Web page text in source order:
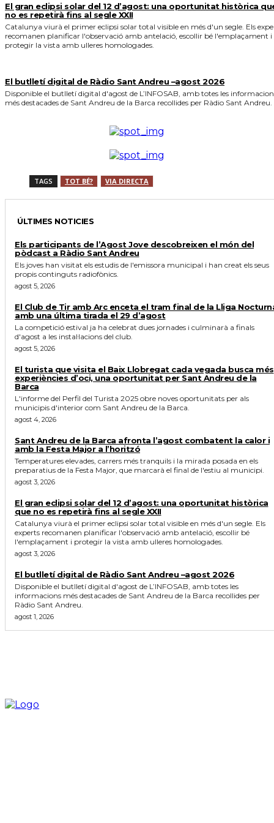
El gran eclipsi solar del 12 d’agost: una oportunitat històrica
no es repetirà fins al segle XXII
Catalunya viurà el primer eclipsi solar total visible en més d'un segle. Els
recomanen planificar l'observació amb antelació, escollir bé l'emplaçament i
protegir la vista amb ulleres homologades.
El butlletí digital de Ràdio Sant Andreu –agost 2026
Disponible el butlletí digital d'agost de L’INFOSAB, amb totes les
més destacades de Sant Andreu de la Barca recollides per Ràdio Sant Andreu.
TAGS TOT BÉ? VIA DIRECTA
ÚLTIMES NOTICIES
Els participants de l’Agost Jove descobreixen el món del
pòdcast a Ràdio Sant Andreu
Els joves han visitat els estudis de l'emissora municipal i han creat els seus
propis continguts radiofònics.
agost 5, 2026
El Club de Tir amb Arc enceta el tram final de la Lliga
amb una última tirada el 29 d’agost
La competició estival ja ha celebrat dues jornades i culminarà a finals
d'agost a les instal·lacions del club.
agost 5, 2026
El turista que visita el Baix Llobregat cada vegada busca més
experiències d’oci, una oportunitat per Sant Andreu de la
Barca
L'informe del Perfil del Turista 2025 obre noves oportunitats per als
municipis d'interior com Sant Andreu de la Barca.
agost 4, 2026
Sant Andreu de la Barca afronta l’agost combatent la calor i
amb la Festa Major a l’horitzó
Temperatures elevades, carrers més tranquils i la mirada posada en els
preparatius de la Festa Major, que marcarà el final de l'estiu al municipi.
agost 3, 2026
El gran eclipsi solar del 12 d’agost: una oportunitat històrica
que no es repetirà fins al segle XXII
Catalunya viurà el primer eclipsi solar total visible en més d'un segle. Els
experts recomanen planificar l'observació amb antelació, escollir bé
l'emplaçament i protegir la vista amb ulleres homologades.
agost 3, 2026
El butlletí digital de Ràdio Sant Andreu –agost 2026
Disponible el butlletí digital d'agost de L’INFOSAB, amb totes les
informacions més destacades de Sant Andreu de la Barca recollides per
Ràdio Sant Andreu.
agost 1, 2026